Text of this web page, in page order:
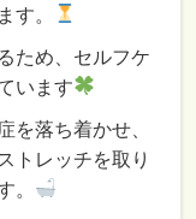
す。
ため、セルフケ
います
を落ち着かせ、
トレッチを取り
。